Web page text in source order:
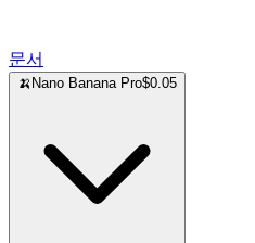
문서
🍌 Nano Banana Pro$0.05